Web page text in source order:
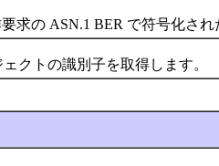
の ASN.1 BER で符号化され
トの識別子を取得します。